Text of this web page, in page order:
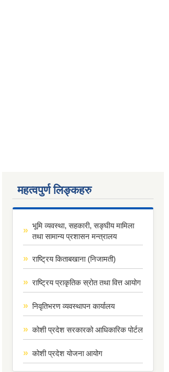
महत्वपुर्ण लिङ्कहरु
भूमि व्यवस्था, सहकारी, सङ्घीय मामिला
तथा सामान्य प्रशासन मन्त्रालय
राष्ट्रिय किताबखाना (निजामती)
राष्ट्रिय प्राकृतिक स्रोत तथा वित्त आयोग
निवृतिभरण व्यवस्थापन कार्यालय
कोशी प्रदेश सरकारको आधिकारिक पोर्टल
कोशी प्रदेश योजना आयोग